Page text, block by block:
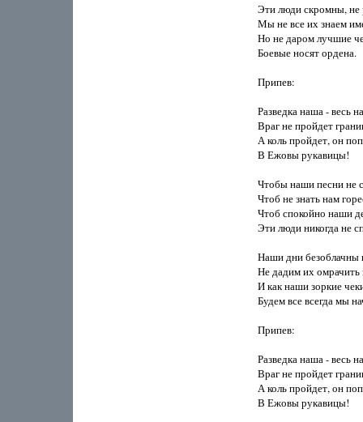
Эти люди скромны,
Мы не все их знаем
Но не даром лучшие
Боевые носят ордена.
Припев:
Разведка наша - весь
Враг не пройдет
А коль пройдет, он
В Ежовы рукавицы!
Чтобы наши песни не
Чтоб не знать нам
Чтоб спокойно наши
Эти люди никогда не
Наши дни безоблачны
Не дадим их омрачить
И как наши зоркие
Будем все всегда мы
Припев:
Разведка наша - весь
Враг не пройдет
А коль пройдет, он
В Ежовы рукавицы!